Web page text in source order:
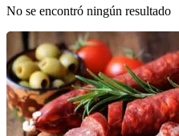
No se encontró ningún resultado